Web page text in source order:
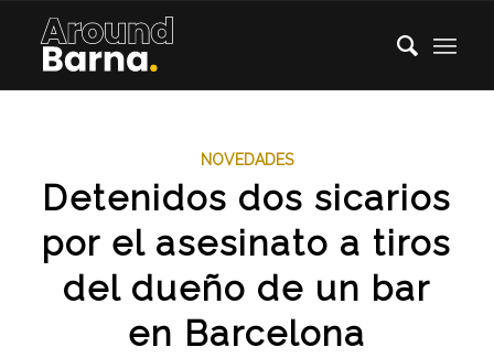
NOVEDADES
Detenidos dos sicarios
por el asesinato a tiros
del dueño de un bar
en Barcelona